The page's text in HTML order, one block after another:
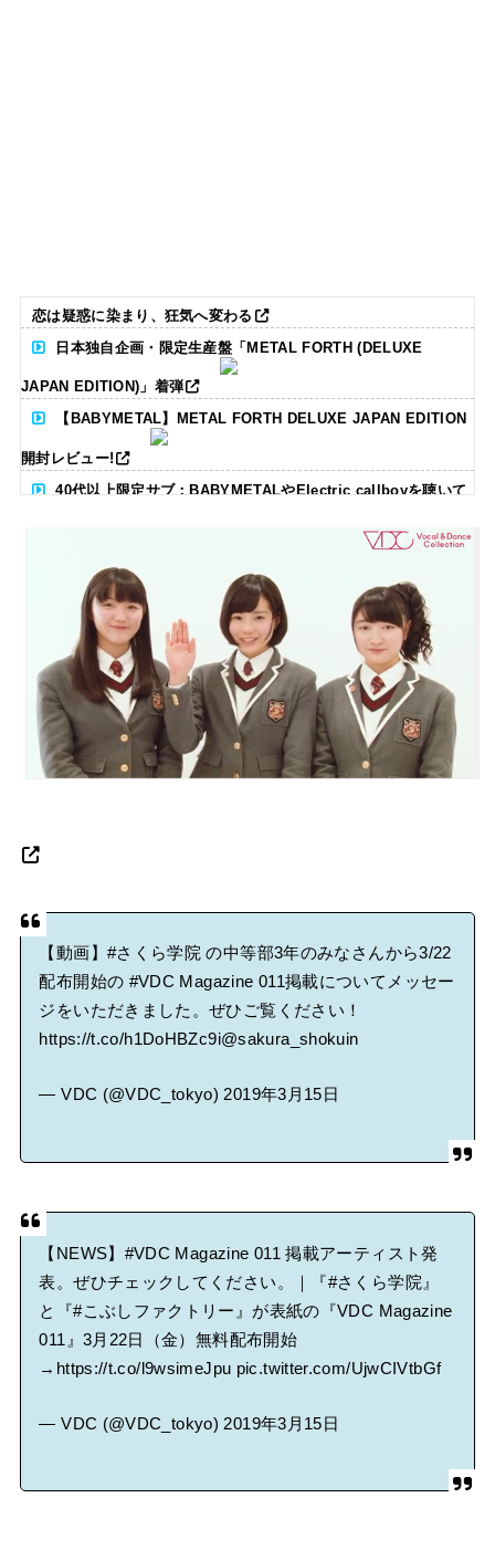
恋は疑惑に染まり、狂気へ変わる
日本独自企画・限定生産盤「METAL FORTH (DELUXE
JAPAN EDITION)」着弾
【BABYMETAL】METAL FORTH DELUXE JAPAN EDITION
開封レビュー!
40代以上限定サブ：BABYMETALやElectric callboyを聴いて
BABYMETAL「CANNONBALL外伝」グッズ販売決定
タワーレコード新宿店にてBABYMETALのパネル展が開催中
Powered by livedoor 相互RSS
【動画】 #さくら学院 の中等部3年のみなさんから3/22
配布開始の #VDC Magazine 011掲載についてメッセー
ジをいただきました。ぜひご覧ください！
https://t.co/h1DoHBZc9i@sakura_shokuin
— VDC (@VDC_tokyo) 2019年3月15日
【NEWS】 #VDC Magazine 011 掲載アーティスト発
表。ぜひチェックしてください。｜『#さくら学院 』
と『#こぶしファクトリー 』が表紙の『VDC Magazine
011』3月22日（金）無料配布開始
→ https://t.co/l9wsimeJpu pic.twitter.com/UjwCIVtbGf
— VDC (@VDC_tokyo) 2019年3月15日